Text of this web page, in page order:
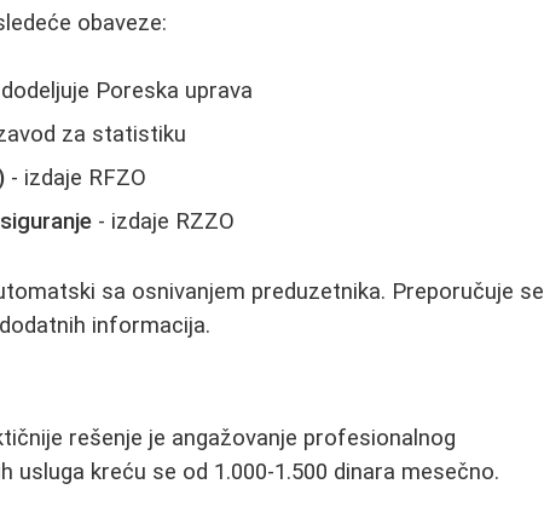
obaveze:
Poreska uprava
za statistiku
- izdaje RFZO
- izdaje RZZO
sa osnivanjem preduzetnika. Preporučuje se
informacija.
rešenje je angažovanje profesionalnog
usluga kreću se od 1.000-1.500 dinara mesečno.